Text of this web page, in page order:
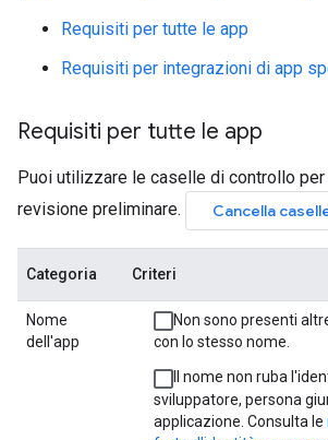
Requisiti per tutte le app
Requisiti per integrazioni di app
Requisiti per tutte le app
Puoi utilizzare le caselle di controllo per
revisione preliminare.
Cancella
Categoria Criteri
Nome
dell'app
Non sono presenti
con lo stesso nome.
Il nome non ruba
sviluppatore, persona
applicazione. Consulta le